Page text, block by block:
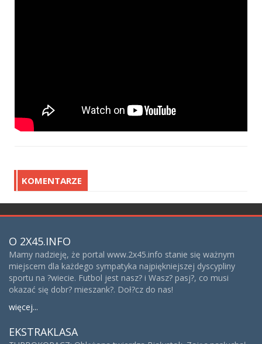
KOMENTARZE
O 2X45.INFO
Mamy nadzieję, że portal www.2x45.info stanie się ważnym
miejscem dla każdego sympatyka najpiękniejszej dyscypliny
sportu na ?wiecie. Futbol jest nasz? i Wasz? pasj?, co musi
okazać się dobr? mieszank?. Doł?cz do nas!
więcej...
EKSTRAKLASA